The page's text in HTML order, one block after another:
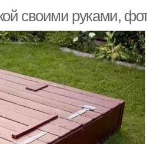
своими руками,